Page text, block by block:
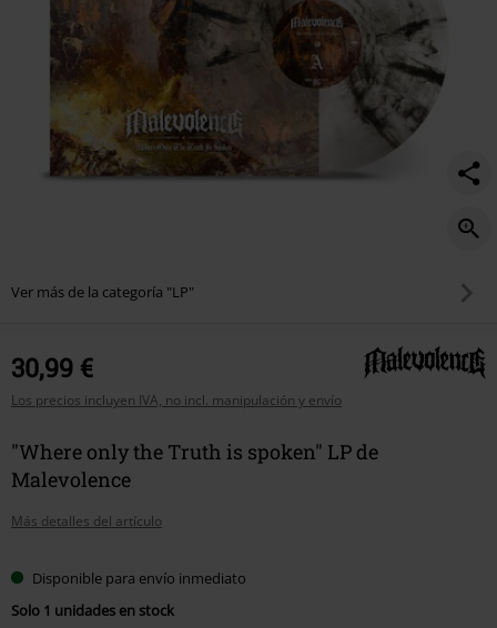
Ver más de la categoría "LP"
30,99 €
Los precios incluyen IVA, no incl. manipulación y envío
"Where only the Truth is spoken" LP de
Malevolence
Más detalles del artículo
Disponible para envío inmediato
Solo 1 unidades en stock